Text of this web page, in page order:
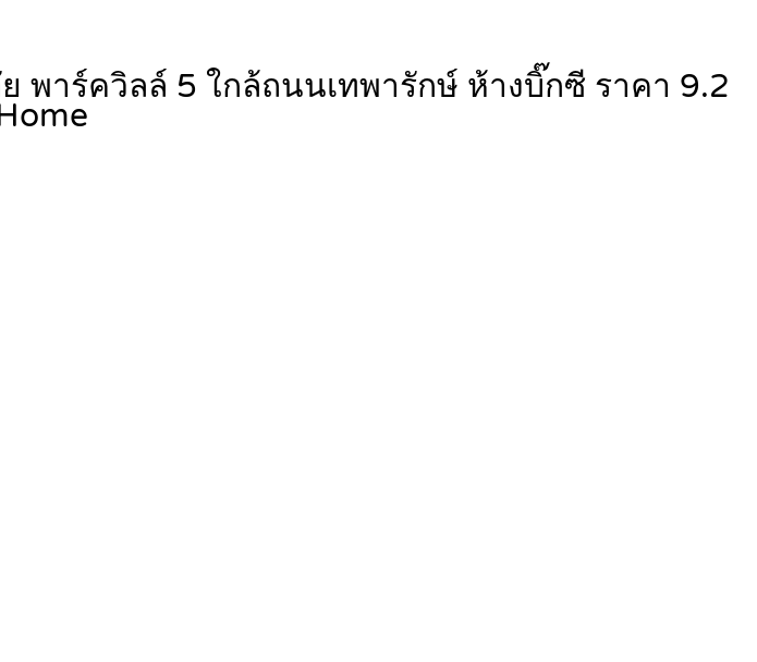
าร์ควิลล์ 5 ใกล้ถนนเทพารักษ์ ห้างบิ๊กซี ราคา 9.2